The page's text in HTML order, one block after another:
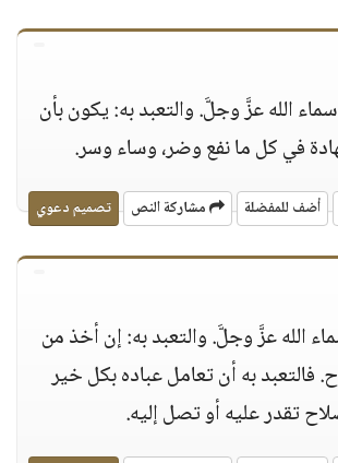
الله عزَّ وجلَّ. والتعبد به: يكون بأن
في كل ما نفع وضر، وساء وسر.
أضف للمفضلة مشاركة النص تصميم دعوي
الله عزَّ وجلَّ. والتعبد به: إن أخذ من
فالتعبد به أن تعامل عباده بكل خير
تقدر عليه أو تصل إليه.